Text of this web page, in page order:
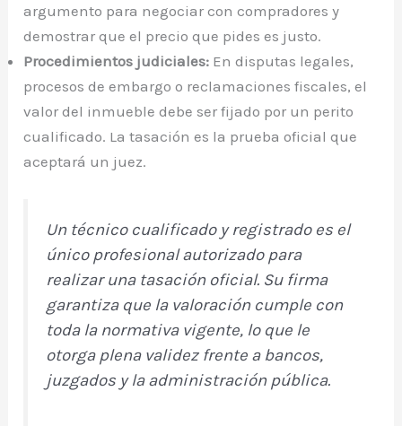
argumento para negociar con compradores y
demostrar que el precio que pides es justo.
Procedimientos judiciales: En disputas legales,
procesos de embargo o reclamaciones fiscales, el
valor del inmueble debe ser fijado por un perito
cualificado. La tasación es la prueba oficial que
aceptará un juez.
Un técnico cualificado y registrado es el
único profesional autorizado para
realizar una tasación oficial. Su firma
garantiza que la valoración cumple con
toda la normativa vigente, lo que le
otorga plena validez frente a bancos,
juzgados y la administración pública.